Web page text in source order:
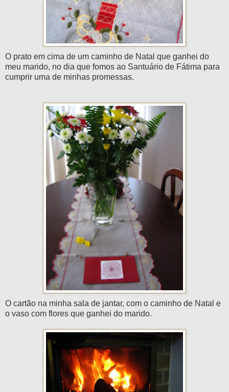
O prato em cima de um caminho de Natal que ganhei do
meu marido, no dia que fomos ao Santuário de Fátima para
cumprir uma de minhas promessas.
O cartão na minha sala de jantar, com o caminho de Natal e
o vaso com flores que ganhei do marido.